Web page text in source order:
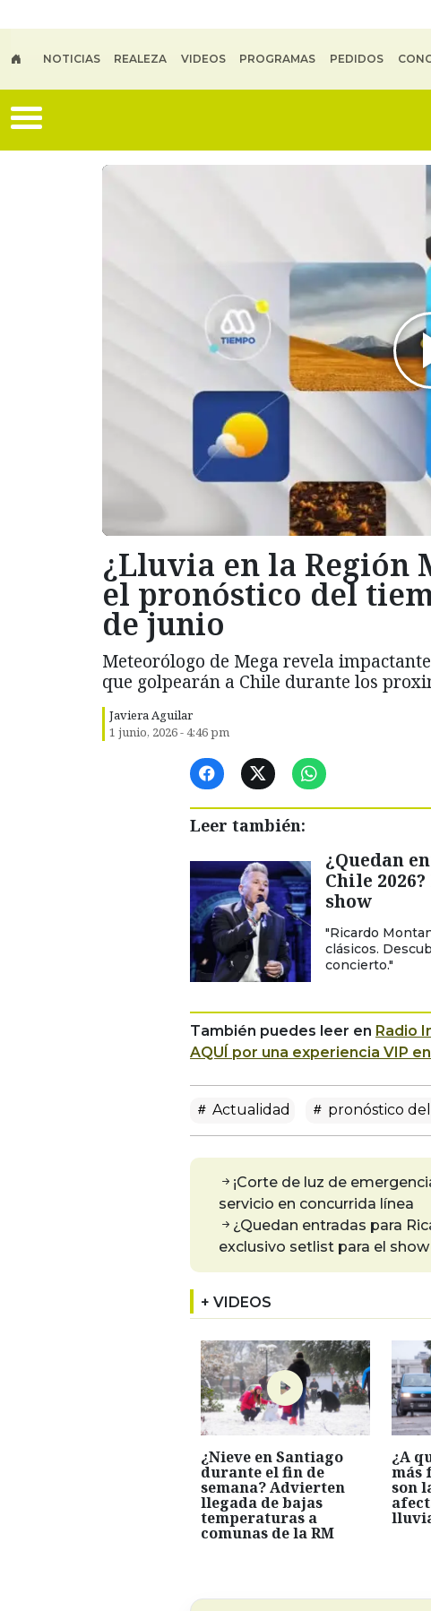
NOTICIAS REALEZA VIDEOS PROGRAMAS PEDIDOS
¿Lluvia en la Región
el pronóstico del
de junio
Meteorólogo de Mega revela
que golpearán a Chile durante los
Javiera Aguilar
1 junio, 2026 - 4:46 pm
Leer también:
¿Quedan
Chile
show
"Ricardo
clásicos.
concierto."
También puedes leer en Radio
AQUÍ por una experiencia VIP
Actualidad pronóstico
¡Corte de luz de
servicio en concurrida línea
¿Quedan entradas para
exclusivo setlist para el show
+ VIDEOS
¿Nieve en Santiago
durante el fin de
semana? Advierten
llegada de bajas
temperaturas a
comunas de la RM
¿A
más
son